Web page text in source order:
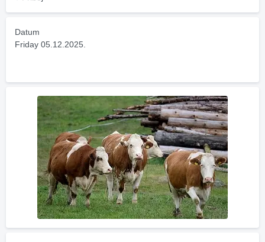
Datum
Friday 05.12.2025.